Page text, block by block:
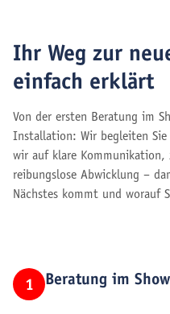
Ihr Weg zur
einfach erklärt
Von der ersten Beratung im
Installation: Wir begleiten
wir auf klare
reibungslose Abwicklung –
Nächstes kommt und worauf
1 Beratung im